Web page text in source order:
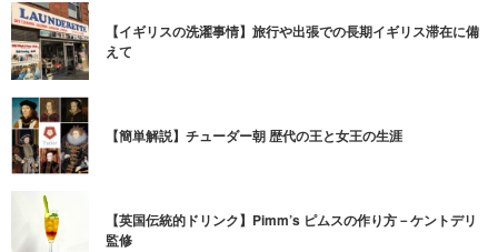
【イギリスの洗濯事情】旅行や出張での長期イギリス滞在に備
えて
【簡単解説】チューダー朝 歴代の王と女王の生涯
【英国伝統的ドリンク】Pimm’s ピムスの作り方－ケントデリ
監修